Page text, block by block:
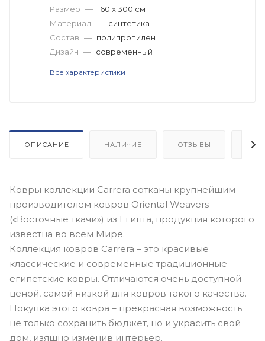
Размер — 160 x 300 см
Материал — синтетика
Состав — полипропилен
Дизайн — современный
Все характеристики
ОПИСАНИЕ НАЛИЧИЕ ОТЗЫВЫ
Ковры коллекции Carrera сотканы крупнейшим
производителем ковров Oriental Weavers
(«Восточные ткачи») из Египта, продукция которого
известна во всём Мире.
Коллекция ковров Carrera – это красивые
классические и современные традиционные
египетские ковры. Отличаются очень доступной
ценой, самой низкой для ковров такого качества.
Покупка этого ковра – прекрасная возможность
не только сохранить бюджет, но и украсить свой
дом, изящно изменив интерьер.